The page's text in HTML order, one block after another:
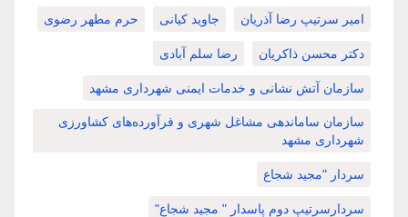
امیر سرتیپ رضا آذریان جاوید کیانی حرم مطهر رضوی
دکتر محسن ذاکریان رضا سلم آبادی
سازمان آتش نشانی و خدمات ایمنی شهرداری مشهد
سازمان ساماندهی مشاغل شهری و فرآورده‌های کشاورزی
شهرداری مشهد
سردار "مجید شجاع
سردارسرتیپ دوم پاسدار " مجید شجاع"